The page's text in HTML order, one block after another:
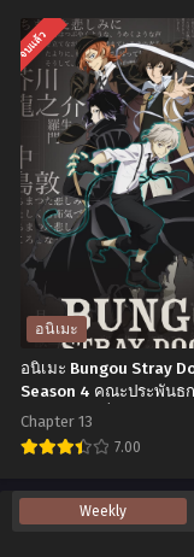
อ
นิ
เมะ
Maou-
sama,
Retry!
จอม
มาร
รีไทร์!
ภาค
ตอน
ที่1-
12
ซับ
ไทย
จบแล้ว
อนิเมะ
อนิเมะ Bungou Stray
Season 4 คณะประพันธ
ภาค 4 ตอนที่1-13 พากย์ไ
ไทย
Chapter 13
7.00
อ
นิ
Weekly